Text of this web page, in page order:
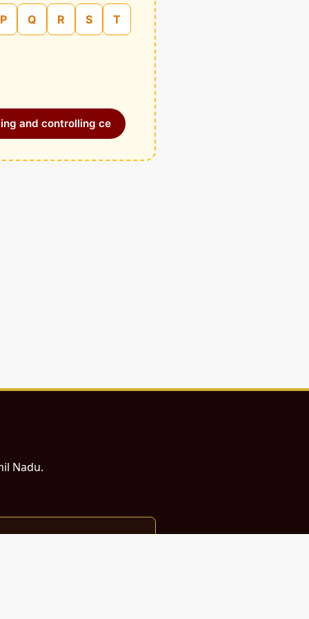
P Q R S T
and controlling ce
Nadu.